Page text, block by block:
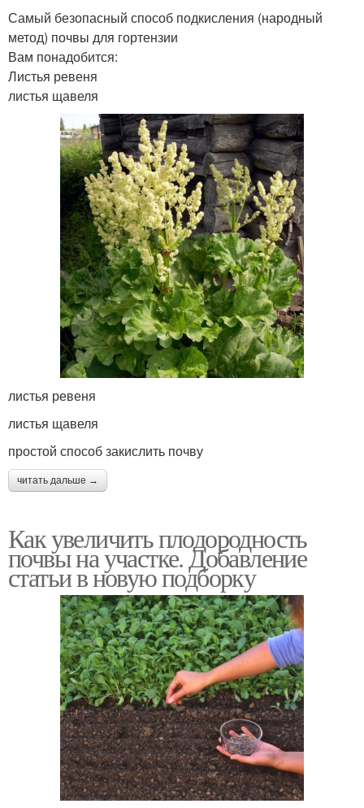
Самый безопасный способ подкисления (народный
метод) почвы для гортензии
Вам понадобится:
Листья ревеня
листья щавеля
листья ревеня
листья щавеля
простой способ закислить почву
читать дальше →
Как увеличить плодородность
почвы на участке. Добавление
статьи в новую подборку